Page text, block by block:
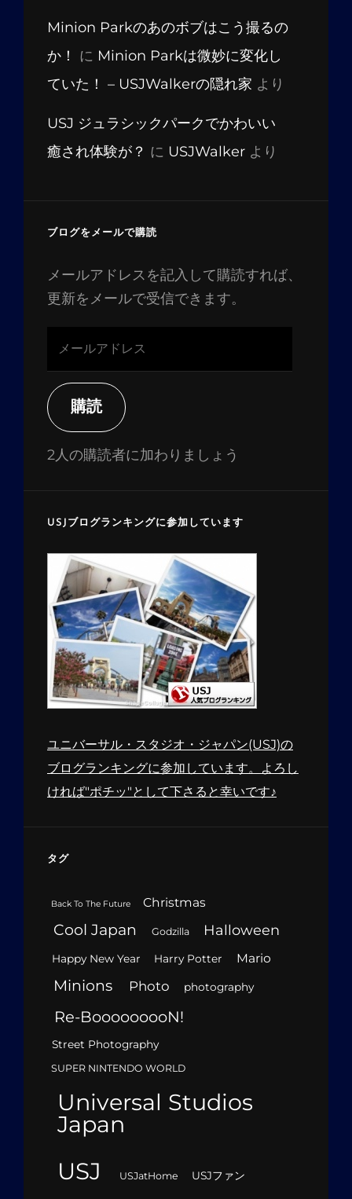
Minion Parkのあのボブはこう撮るの
か！
に Minion Parkは微妙に変化し
ていた！ – USJWalkerの隠れ家 より
USJ ジュラシックパークでかわいい
癒され体験が？ に USJWalker より
ブログをメールで購読
メールアドレスを記入して購読すれば、
更新をメールで受信できます。
ー
ア
ド
レ
購読
2人の購読者に加わりましょう
USJブログランキングに参加しています
ユニバーサル・スタジオ・ジャパン(USJ)の
ブログランキングに参加しています。よろし
ければ"ポチッ"として下さると幸いです♪
タグ
Back To The Future Christmas
Cool Japan Godzilla Halloween
Happy New Year Harry Potter Mario
Minions Photo photography
Re-BooooooooN!
Street Photography
SUPER NINTENDO WORLD
Universal Studios
Japan
USJ
USJatHome USJファン